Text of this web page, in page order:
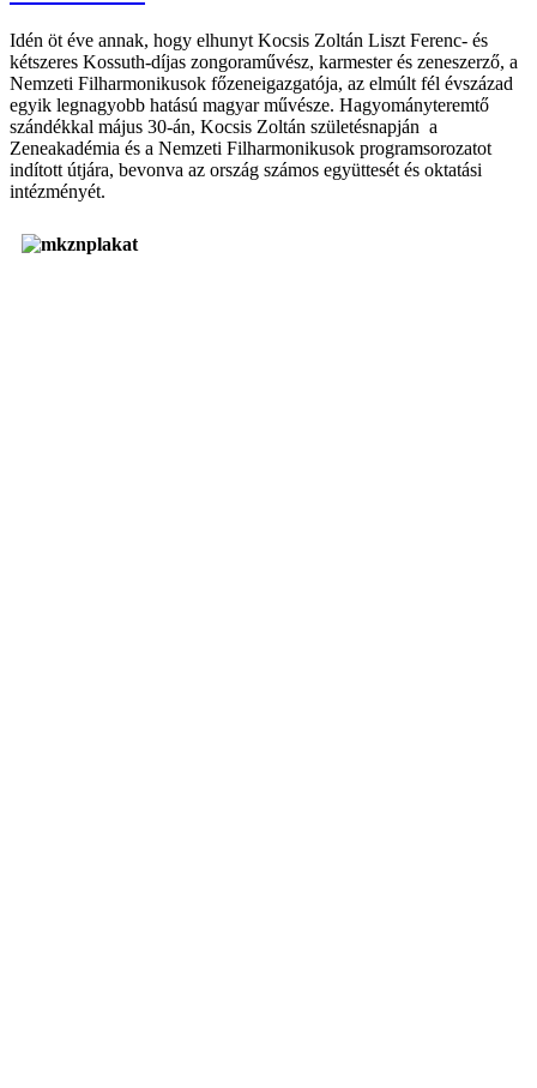
Idén öt éve annak, hogy elhunyt Kocsis Zoltán Liszt Ferenc- és
kétszeres Kossuth-díjas zongoraművész, karmester és zeneszerző, a
Nemzeti Filharmonikusok főzeneigazgatója, az elmúlt fél évszázad
egyik legnagyobb hatású magyar művésze. Hagyományteremtő
szándékkal május 30-án, Kocsis Zoltán születésnapján a
Zeneakadémia és a Nemzeti Filharmonikusok programsorozatot
indított útjára, bevonva az ország számos együttesét és oktatási
intézményét.